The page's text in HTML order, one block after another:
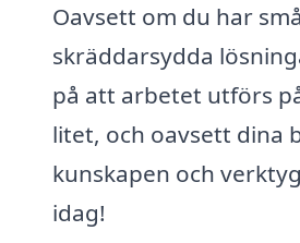
Oavsett om du har
skräddarsydda
på att arbetet utförs
litet, och oavsett dina
kunskapen och
idag!